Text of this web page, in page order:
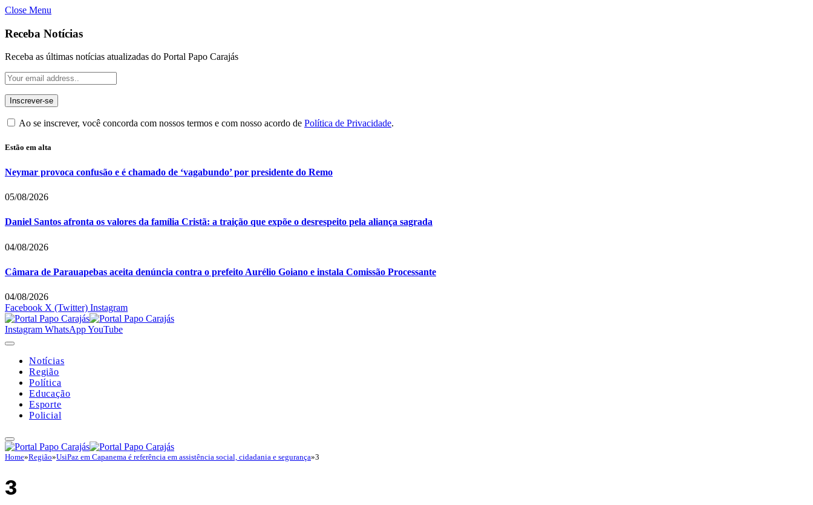
Close Menu
Receba Notícias
Receba as últimas notícias atualizadas do Portal Papo Carajás
Ao se inscrever, você concorda com nossos termos e com nosso acordo de Política de Privacidade.
Estão em alta
Neymar provoca confusão e é chamado de ‘vagabundo’ por presidente do Remo
05/08/2026
Daniel Santos afronta os valores da família Cristã: a traição que expõe o desrespeito pela aliança sagrada
04/08/2026
Câmara de Parauapebas aceita denúncia contra o prefeito Aurélio Goiano e instala Comissão Processante
04/08/2026
Facebook X (Twitter) Instagram
Instagram WhatsAppYouTube
Notícias
Região
Política
Educação
Esporte
Policial
Home»Região»UsiPaz em Capanema é referência em assistência social, cidadania e segurança»3
3